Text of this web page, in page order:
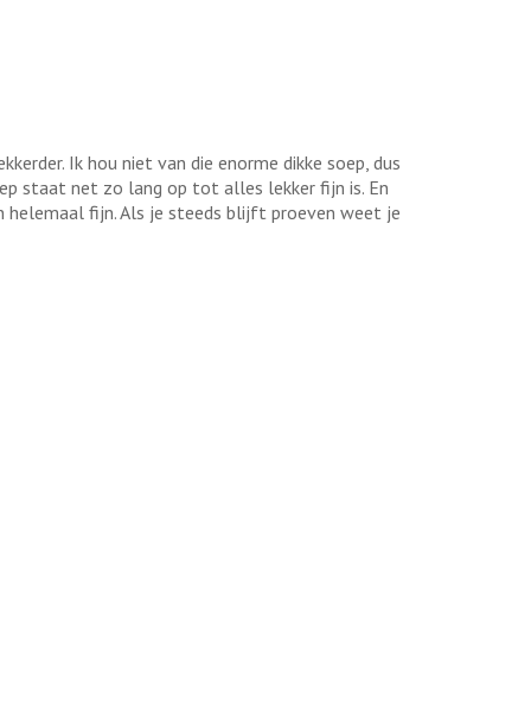
Ik hou niet van die enorme dikke soep, dus
staat net zo lang op tot alles lekker fijn is. En
fijn. Als je steeds blijft proeven weet je